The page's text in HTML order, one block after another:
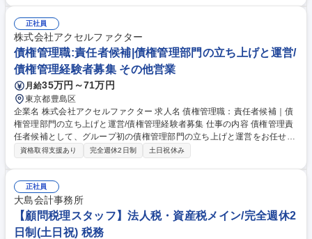
ます。 【仕事内容】■担当サービスの新規、または既存機能の設計・開
発・テスト・リリースの実施■担当サービスの保守、監視、トラブルシュ
ーティング、バグ改修■担当サービスのシステム改善(リファクタリング、
最適なアーキテクチャの選定・導入・評価、負・荷測定およびパフォーマ
ンス改善)の実施 募集職種 【社内SE/インフラエンジニア（リーダー）】
リモートワーク可/ヘルステック企業
正社員
株式会社アクセルファクター
債権管理職:責任者候補|債権管理部門の立ち上げと運営/
債権管理経験者募集 その他営業
月給35万円～71万円
東京都豊島区
企業名 株式会社アクセルファクター 求人名 債権管理職：責任者候補｜債
権管理部門の立ち上げと運営/債権管理経験者募集 仕事の内容 債権管理責
任者候補として、グループ初の債権管理部門の立ち上げと運営をお任せし
ます。ノンバンク業界/債権回収会社での債権管理経験を活かし、以下の業
行 ■債権管理システムの導入と改善策の提案 ■債権管理プロセスにおける
課題発見と改善施策の実行 ■部門横断的な問題解決とコミュニケーション
の円滑化 募集職種 債権管理職：責任者候補｜債権管理部門の立ち上げと
運営/債権管理経験者募集
資格取得支援あり 完全週休2日制 土日祝休み
正社員
大島会計事務所
【顧問税理スタッフ】法人税・資産税メイン/完全週休2
日制(土日祝) 税務